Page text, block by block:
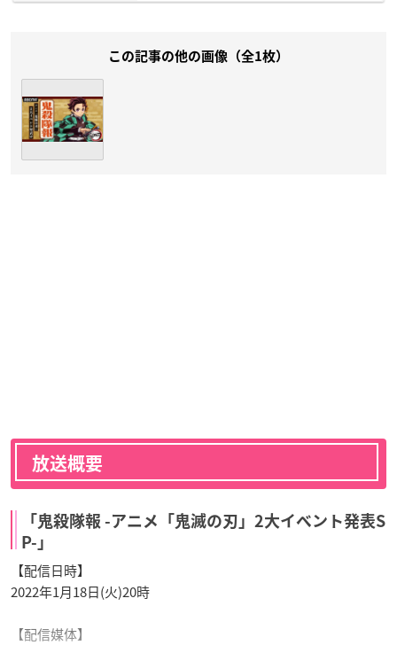
この記事の他の画像（全1枚）
放送概要
「鬼殺隊報 -アニメ「鬼滅の刃」2大イベント発表S
P-」
【配信日時】
2022年1月18日(火)20時
【配信媒体】